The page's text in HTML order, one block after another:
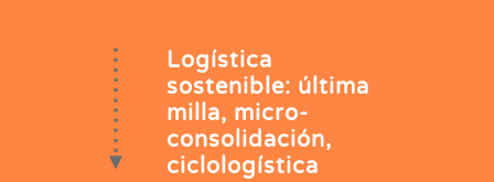
Logística
sostenible: última
milla, micro-
consolidación,
ciclologística